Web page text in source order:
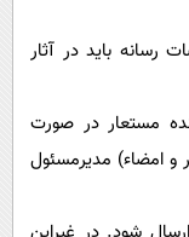
رسانه باید در آثار
مستعار در صورت
و امضاء) مدیرمسئول